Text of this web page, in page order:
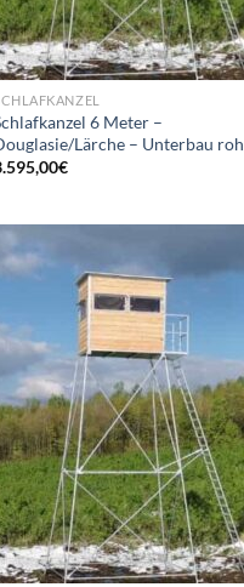
6 Meter –
Lärche – Unterbau roh
€